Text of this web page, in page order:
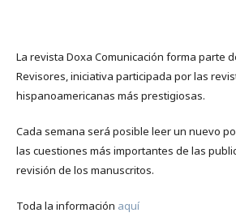
La revista Doxa Comunicación forma parte
Revisores, iniciativa participada por las
hispanoamericanas más prestigiosas.
Cada semana será posible leer un nuevo
las cuestiones más importantes de las
revisión de los manuscritos.
Toda la información aquí